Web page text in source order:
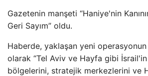
Gazetenin manşeti “Haniye'nin
Geri Sayım” oldu.
Haberde, yaklaşan yeni
olarak “Tel Aviv ve Hayfa gibi
bölgelerini, stratejik merkezlerini ve